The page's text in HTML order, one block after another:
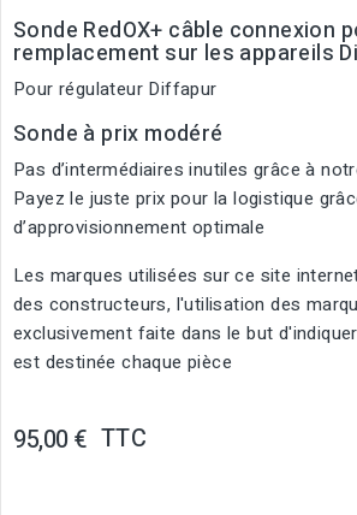
Sonde RedOX+ câble connexion
remplacement sur les appareils
Pour régulateur Diffapur
Sonde à prix modéré
Pas d’intermédiaires inutiles grâce à
Payez le juste prix pour la logistique
d’approvisionnement optimale
Les marques utilisées sur ce site
des constructeurs, l'utilisation des
exclusivement faite dans le but
est destinée chaque pièce
95,00 € TTC